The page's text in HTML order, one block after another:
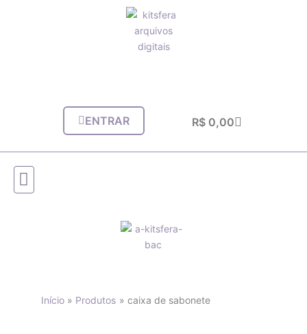
ENTRAR R$ 0,00Carrinho
Início Produtos caixa de sabonete